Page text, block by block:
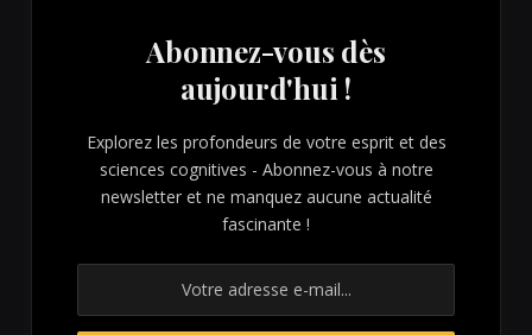
Abonnez-vous dès
aujourd'hui !
Explorez les profondeurs de votre esprit et des
sciences cognitives - Abonnez-vous à notre
newsletter et ne manquez aucune actualité
fascinante !